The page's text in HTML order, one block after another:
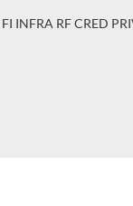
INFRA RF CRED